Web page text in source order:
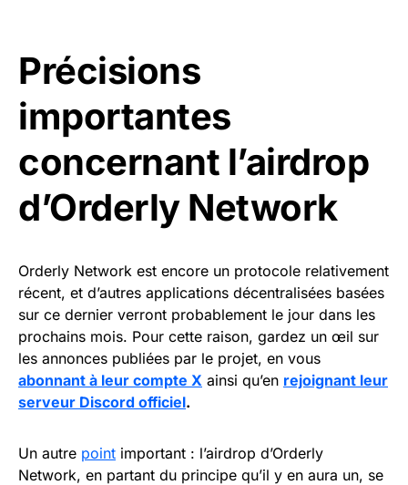
Précisions
importantes
concernant l’airdrop
d’Orderly Network
Orderly Network est encore un protocole relativement
récent, et d’autres applications décentralisées basées
sur ce dernier verront probablement le jour dans les
prochains mois. Pour cette raison, gardez un œil sur
les annonces publiées par le projet, en vous
abonnant à leur compte X ainsi qu’en rejoignant leur
serveur Discord officiel.
Un autre point important : l’airdrop d’Orderly
Network, en partant du principe qu’il y en aura un, se